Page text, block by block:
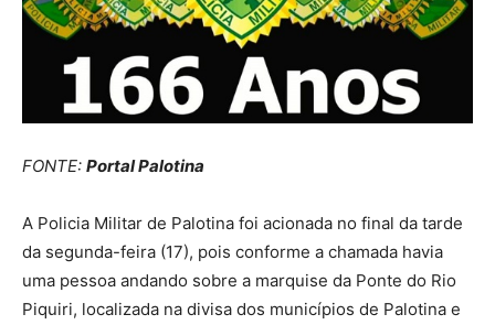
FONTE: Portal Palotina
A Policia Militar de Palotina foi acionada no final da tarde
da segunda-feira (17), pois conforme a chamada havia
uma pessoa andando sobre a marquise da Ponte do Rio
Piquiri, localizada na divisa dos municípios de Palotina e